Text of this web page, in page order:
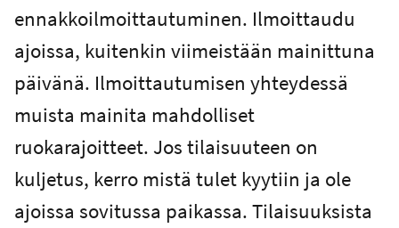
ennakkoilmoittautuminen. Ilmoittaudu
ajoissa, kuitenkin viimeistään mainittuna
päivänä. Ilmoittautumisen yhteydessä
muista mainita mahdolliset
ruokarajoitteet. Jos tilaisuuteen on
kuljetus, kerro mistä tulet kyytiin ja ole
ajoissa sovitussa paikassa. Tilaisuuksista